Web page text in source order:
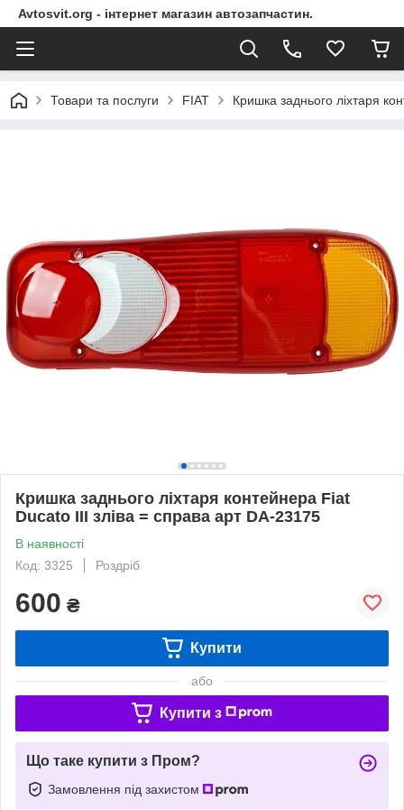
Avtosvit.org - інтернет магазин автозапчастин.
Товари та послуги FIAT Кришка заднього ліхтаря
Кришка заднього ліхтаря контейнера Fiat
Ducato III зліва = справа арт DA-23175
В наявності
Код: 3325
Роздріб
600 ₴
Купити
або
Купити з
Що таке купити з Пром?
Замовлення під захистом